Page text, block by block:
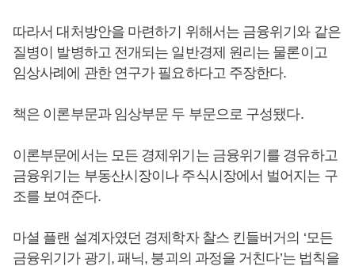
따라서 대처방안을 마련하기 위해서는 금융위기와 같은
질병이 발병하고 전개되는 일반경제 원리는 물론이고
임상사례에 관한 연구가 필요하다고 주장한다.
책은 이론부문과 임상부문 두 부문으로 구성됐다.
이론부문에서는 모든 경제위기는 금융위기를 경유하고
금융위기는 부동산시장이나 주식시장에서 벌어지는 구
조를 보여준다.
마셜 플랜 설계자였던 경제학자 찰스 킨들버거의 ‘모든
금융위기가 광기, 패닉, 붕괴의 과정을 거친다’는 법칙을